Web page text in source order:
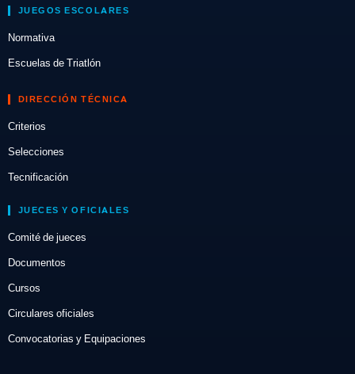
JUEGOS ESCOLARES
Normativa
Escuelas de Triatlón
DIRECCIÓN TÉCNICA
Criterios
Selecciones
Tecnificación
JUECES Y OFICIALES
Comité de jueces
Documentos
Cursos
Circulares oficiales
Convocatorias y Equipaciones